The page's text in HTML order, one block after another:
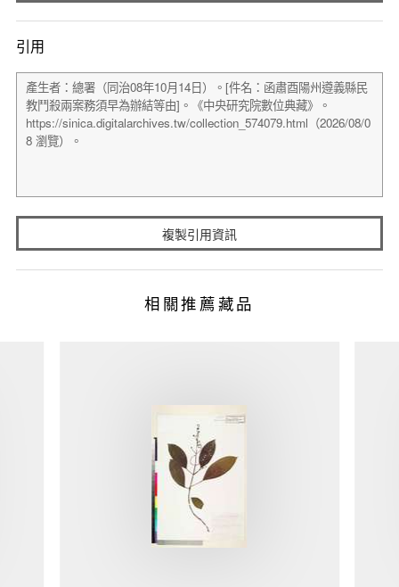
引用
複製引用資訊
相關推薦藏品